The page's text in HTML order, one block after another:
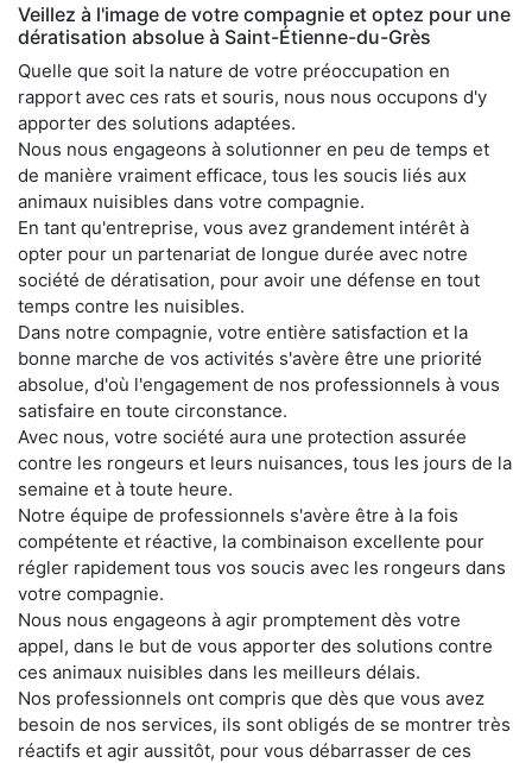
Veillez à l'image de votre compagnie et optez pour une
dératisation absolue à Saint-Étienne-du-Grès
Quelle que soit la nature de votre préoccupation en
rapport avec ces rats et souris, nous nous occupons d'y
apporter des solutions adaptées.
Nous nous engageons à solutionner en peu de temps et
de manière vraiment efficace, tous les soucis liés aux
animaux nuisibles dans votre compagnie.
En tant qu'entreprise, vous avez grandement intérêt à
opter pour un partenariat de longue durée avec notre
société de dératisation, pour avoir une défense en tout
temps contre les nuisibles.
Dans notre compagnie, votre entière satisfaction et la
bonne marche de vos activités s'avère être une priorité
absolue, d'où l'engagement de nos professionnels à vous
satisfaire en toute circonstance.
Avec nous, votre société aura une protection assurée
contre les rongeurs et leurs nuisances, tous les jours de la
semaine et à toute heure.
Notre équipe de professionnels s'avère être à la fois
compétente et réactive, la combinaison excellente pour
régler rapidement tous vos soucis avec les rongeurs dans
votre compagnie.
Nous nous engageons à agir promptement dès votre
appel, dans le but de vous apporter des solutions contre
ces animaux nuisibles dans les meilleurs délais.
Nos professionnels ont compris que dès que vous avez
besoin de nos services, ils sont obligés de se montrer très
réactifs et agir aussitôt, pour vous débarrasser de ces